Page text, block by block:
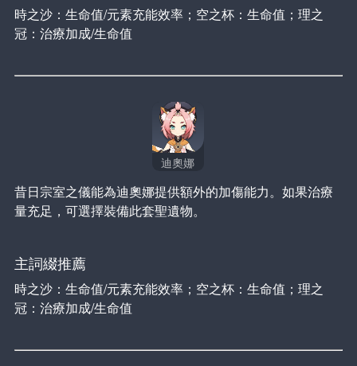
時之沙：生命值/元素充能效率；空之杯：生命值；理之
冠：治療加成/生命值
迪奧娜
昔日宗室之儀能為迪奧娜提供額外的加傷能力。如果治療
量充足，可選擇裝備此套聖遺物。
主詞綴推薦
時之沙：生命值/元素充能效率；空之杯：生命值；理之
冠：治療加成/生命值